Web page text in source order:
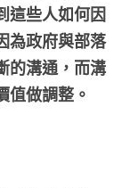
這些人如何因
為政府與部落
的溝通，而溝
值做調整。